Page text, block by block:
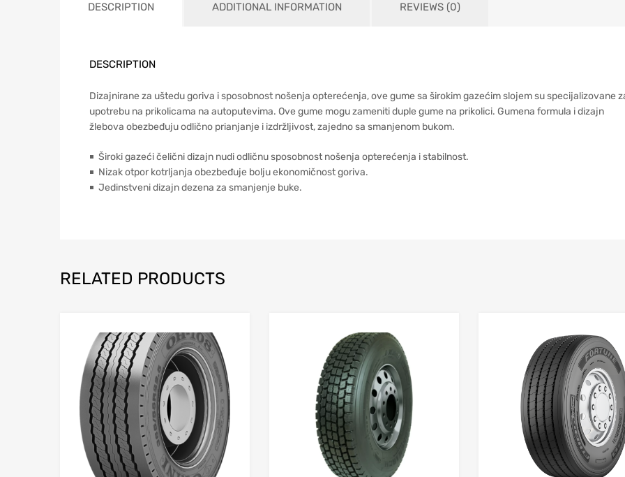
DESCRIPTION ADDITIONAL INFORMATION REVIEWS (0)
DESCRIPTION
Dizajnirane za uštedu goriva i sposobnost nošenja opterećenja, ove gume sa širokim gazećim slojem su specijalizovane
upotrebu na prikolicama na autoputevima. Ove gume mogu zameniti duple gume na prikolici. Gumena formula i dizajn
žlebova obezbeđuju odlično prianjanje i izdržljivost, zajedno sa smanjenom bukom.
￭ Široki gazeći čelični dizajn nudi odličnu sposobnost nošenja opterećenja i stabilnost.
￭ Nizak otpor kotrljanja obezbeđuje bolju ekonomičnost goriva.
￭ Jedinstveni dizajn dezena za smanjenje buke.
RELATED PRODUCTS